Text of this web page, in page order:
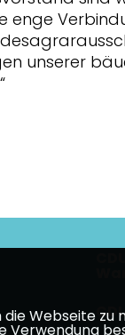
enge
unserer
Webseite